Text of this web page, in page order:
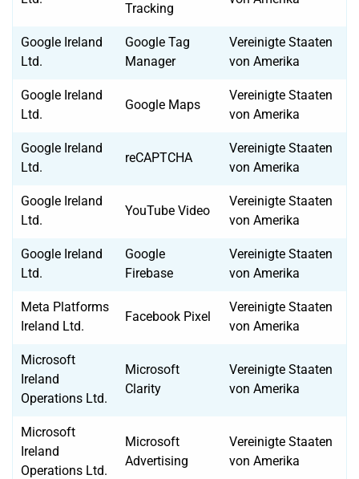
Tracking
Google Ireland
Ltd.
Google Tag
Manager
Vereinigte Staaten
von Amerika
Google Ireland
Ltd.
Google Maps
Vereinigte Staaten
von Amerika
Google Ireland
Ltd.
reCAPTCHA
Vereinigte Staaten
von Amerika
Google Ireland
Ltd.
YouTube Video
Vereinigte Staaten
von Amerika
Google Ireland
Ltd.
Google
Firebase
Vereinigte Staaten
von Amerika
Meta Platforms
Ireland Ltd.
Facebook Pixel
Vereinigte Staaten
von Amerika
Microsoft
Ireland
Operations Ltd.
Microsoft
Clarity
Vereinigte Staaten
von Amerika
Microsoft
Ireland
Operations Ltd.
Microsoft
Advertising
Vereinigte Staaten
von Amerika